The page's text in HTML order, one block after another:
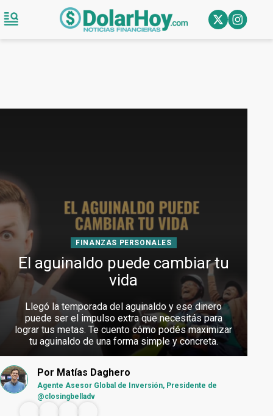
FINANZAS PERSONALES
El aguinaldo puede cambiar tu
vida
Llegó la temporada del aguinaldo y ese dinero
puede ser el impulso extra que necesitás para
lograr tus metas. Te cuento cómo podés maximizar
tu aguinaldo de una forma simple y concreta.
Por Matías Daghero
Agente Asesor Global de Inversión, Presidente de
@closingbelladv